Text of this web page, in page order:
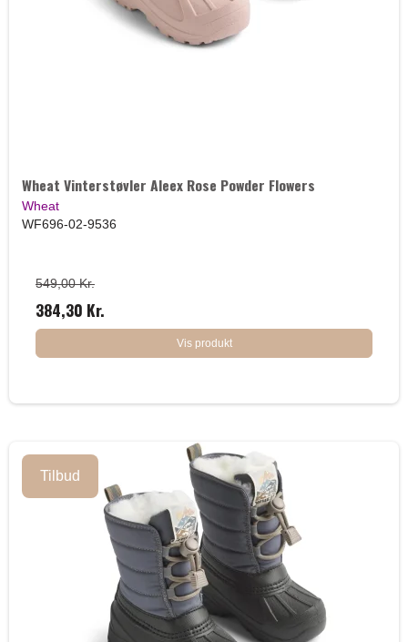
Wheat Vinterstøvler Aleex Rose Powder Flowers
Wheat
WF696-02-9536
549,00 Kr.
384,30 Kr.
Vis produkt
Tilbud